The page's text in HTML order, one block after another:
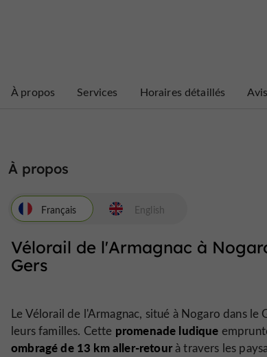
À propos Services Horaires détaillés Avis
À propos
Français
Vélorail de l'Armagnac à
Gers
Le Vélorail de l'Armagnac, situé à Nogaro dans le
leurs familles. Cette promenade ludique
ombragé de 13 km aller-retourà travers les
English